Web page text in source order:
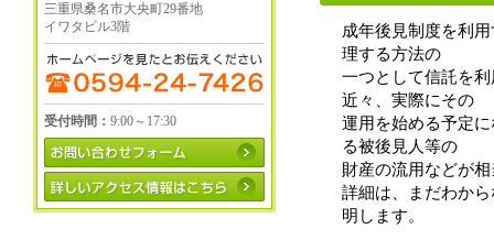
成年後見制度を利
理する方法の
一つとして信託を
近々、実際にその
運用を始める予定
る被後見人等の
財産の流用などが
詳細は、まだわか
明します。
三重県桑名市大央町29番地
イワタビル3階
受付時間： 9:00～17:30